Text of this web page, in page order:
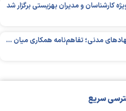
کارشناسان و مدیران بهزیستی برگزار شد
گامی دیگر برای پیوند دانشگاه و نهادهای مدنی؛ تفاهم‌نامه همکاری میان «شبکه ملی» و «دانشگاه هنر ایران» منعقد شد
سریع